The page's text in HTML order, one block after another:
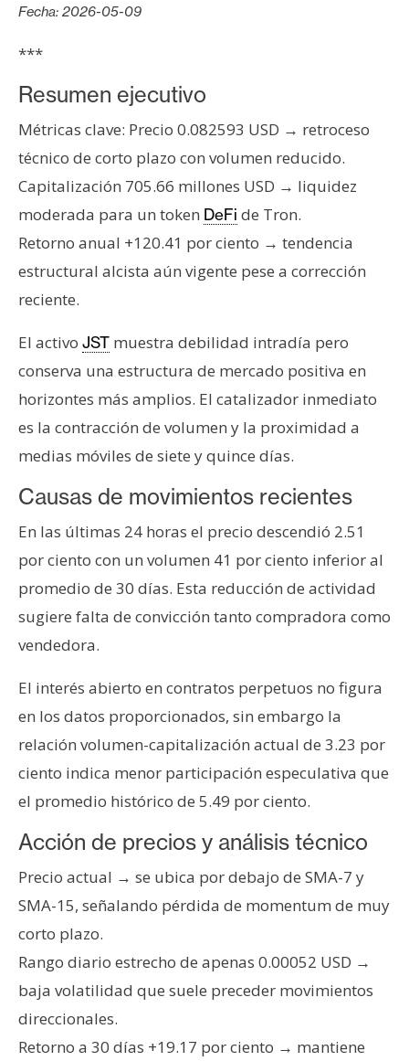
d
r
n
s
a
T
e
a
s
R
e
u
r
s
o
s
C
o
t
a
o
y
u
b
l
i
c
i
d
Fecha: 2026-05-09
***
Resumen ejecutivo
Métricas clave: Precio 0.082593 USD → retroceso
técnico de corto plazo con volumen reducido.
Capitalización 705.66 millones USD → liquidez
moderada para un token DeFi de Tron.
Retorno anual +120.41 por ciento → tendencia
estructural alcista aún vigente pese a corrección
reciente.
El activo JST muestra debilidad intradía pero
conserva una estructura de mercado positiva en
horizontes más amplios. El catalizador inmediato
es la contracción de volumen y la proximidad a
medias móviles de siete y quince días.
Causas de movimientos recientes
En las últimas 24 horas el precio descendió 2.51
por ciento con un volumen 41 por ciento inferior al
promedio de 30 días. Esta reducción de actividad
sugiere falta de convicción tanto compradora como
vendedora.
El interés abierto en contratos perpetuos no figura
en los datos proporcionados, sin embargo la
relación volumen-capitalización actual de 3.23 por
ciento indica menor participación especulativa que
el promedio histórico de 5.49 por ciento.
Acción de precios y análisis técnico
Precio actual → se ubica por debajo de SMA-7 y
SMA-15, señalando pérdida de momentum de muy
corto plazo.
Rango diario estrecho de apenas 0.00052 USD →
baja volatilidad que suele preceder movimientos
direccionales.
Retorno a 30 días +19.17 por ciento → mantiene